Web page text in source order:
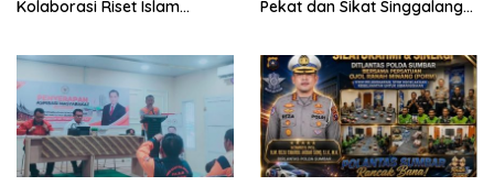
Kolaborasi Riset Islam
Pekat dan Sikat Singgalang